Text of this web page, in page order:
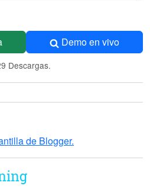
Demo en vivo
Descargas.
de Blogger.